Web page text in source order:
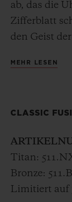
ab, das die
Zifferblatt
den Geist
in Surf
Zeitalter der
von einem
MEHR LESEN
CLASSIC
Titan:
Bronze:
Limitiert auf